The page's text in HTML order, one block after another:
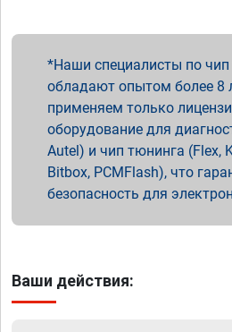
Наши специалисты по
обладают опытом более 8
применяем только
оборудование для
Autel) и чип тюнинга (Flex,
Bitbox, PCMFlash), что
безопасность для
Ваши действия: